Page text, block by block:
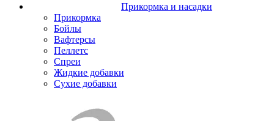
Прикормка и насадки
Прикормка
Бойлы
Вафтерсы
Пеллетс
Спреи
Жидкие добавки
Сухие добавки